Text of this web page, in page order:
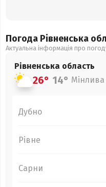
Погода Рівненська
Актуальна інформація про
Рівненська область
26° 14° Мінлива
Дубно
Рівне
Сарни